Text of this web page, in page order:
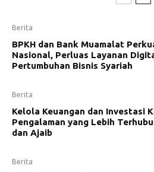
Berita
BPKH dan Bank Muamalat
Nasional, Perluas Layanan
Pertumbuhan Bisnis Syariah
Berita
Kelola Keuangan dan Investasi
Pengalaman yang Lebih
dan Ajaib
Berita